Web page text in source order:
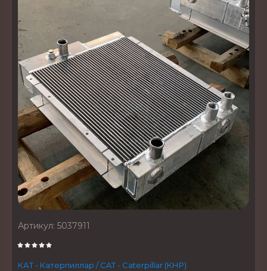
Артикул: 5037911
КАТ - Катерпиллар / CAT - Caterpillar (КНР)